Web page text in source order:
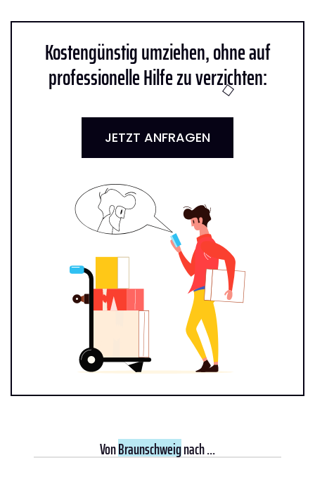
Kostengünstig umziehen, ohne auf
professionelle Hilfe zu verzichten:
JETZT ANFRAGEN
VonBraunschweignach ...